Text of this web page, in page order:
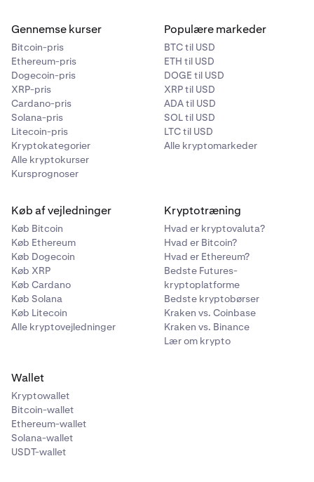
Gennemse kurser
Bitcoin-pris
Ethereum-pris
Dogecoin-pris
XRP-pris
Cardano-pris
Solana-pris
Litecoin-pris
Kryptokategorier
Alle kryptokurser
Kursprognoser
Populære markeder
BTC til USD
ETH til USD
DOGE til USD
XRP til USD
ADA til USD
SOL til USD
LTC til USD
Alle kryptomarkeder
Køb af vejledninger
Køb Bitcoin
Køb Ethereum
Køb Dogecoin
Køb XRP
Køb Cardano
Køb Solana
Køb Litecoin
Alle kryptovejledninger
Kryptotræning
Hvad er kryptovaluta?
Hvad er Bitcoin?
Hvad er Ethereum?
Bedste Futures-
kryptoplatforme
Bedste kryptobørser
Kraken vs. Coinbase
Kraken vs. Binance
Lær om krypto
Wallet
Kryptowallet
Bitcoin-wallet
Ethereum-wallet
Solana-wallet
USDT-wallet